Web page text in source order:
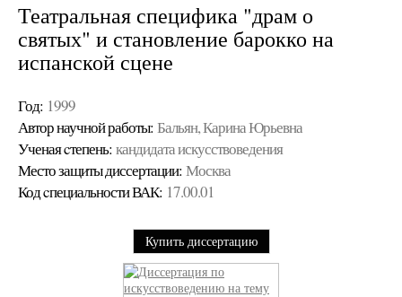
Театральная специфика "драм о
святых" и становление барокко на
испанской сцене
Год: 1999
Автор научной работы: Бальян, Карина Юрьевна
Ученая cтепень: кандидата искусствоведения
Место защиты диссертации: Москва
Код cпециальности ВАК: 17.00.01
Купить диссертацию